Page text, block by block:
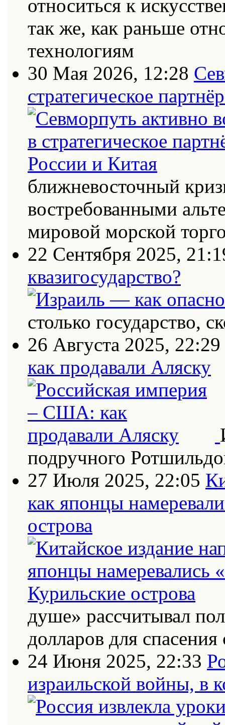
относиться к
так же, как раньше
технологиям
30 Мая 2026, 12:28
стратегическое
ближневосточный
востребованными
мировой морской
22 Сентября 2025,
квазигосударство?
столько государство,
26 Августа 2025, 22:29
как продавали Аляску
подручного
27 Июля 2025, 22:05
как японцы
острова
душе» рассчитывал
долларов для спасения
24 Июня 2025, 22:33
израильской войны, в